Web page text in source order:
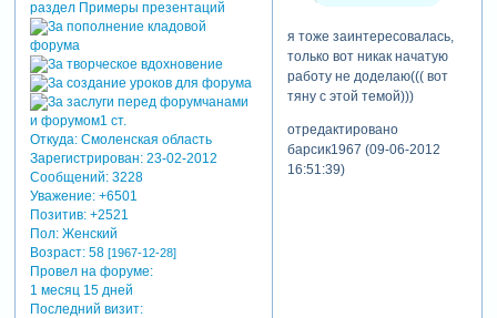
Откуда:Смоленская область
Зарегистрирован: 23-02-2012
Сообщений:3228
Уважение: +6501
Позитив: +2521
Пол:Женский
Возраст:58 [1967-12-28]
Провел на форуме:
1 месяц 15 дней
Последний визит:
я тоже заинтересовалась,
только вот никак начатую
работу не доделаю((( вот
тяну с этой темой)))
отредактировано
барсик1967 (09-06-2012
16:51:39)